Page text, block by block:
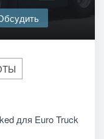
для Euro Truck